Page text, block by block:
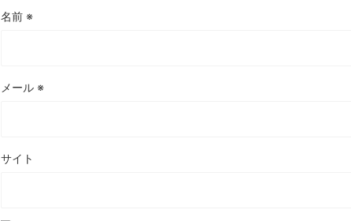
名前 ※
メール ※
サイト